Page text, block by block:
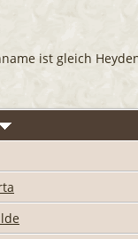
ist gleich